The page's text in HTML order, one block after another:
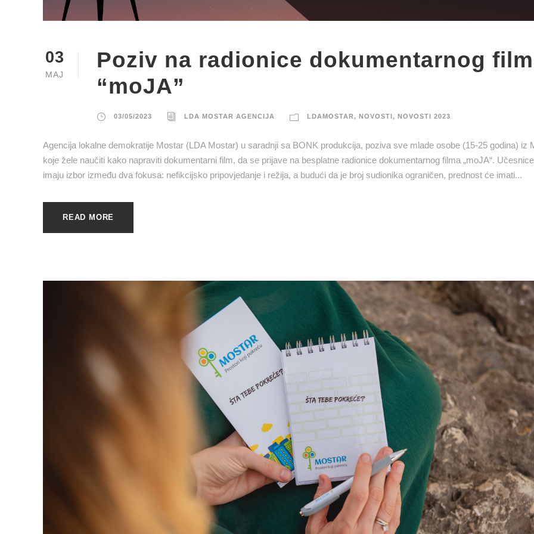
03
MAJ
Poziv na radionice dokumentarnog
“moJA”
03/05/2023 LDA MOSTAR AGENCIJA LDAMOSTAR, NOVOSTI, NOVOSTI 2023
Agencija lokalne demokratije Mostar (LDA Mostar) u saradnji sa BONK produkcija, poziva sve mlade osobe (15-25 godina) iz
koje žele naučiti kako napraviti dokumentarni film, da se prijave na besplatne radionice dokumentarnog filma „moJA“.
imaju izbor između dva fokusa: nefikcijsko pripovjedanje i režija, a budući da je broj sudionika ograničen, prednost će imati...
READ MORE